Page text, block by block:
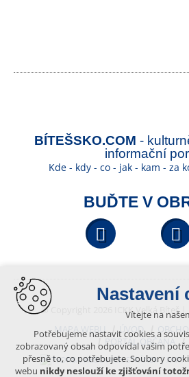
BÍTEŠSKO.COM -
informační
Kde - kdy - co - jak - kam - za
BUĎTE V
© Copyright 2026 ICKK Velká Bíteš |
MAPA WEBU
ÚVOD
PORTÁL OBČANA
Nastavení
Vítejte na
Potřebujeme nastavit cookies a
zobrazovaný obsah odpovídal vašim
přesně to, co potřebujete. Soubory
webu nikdy neslouží ke zjišťování